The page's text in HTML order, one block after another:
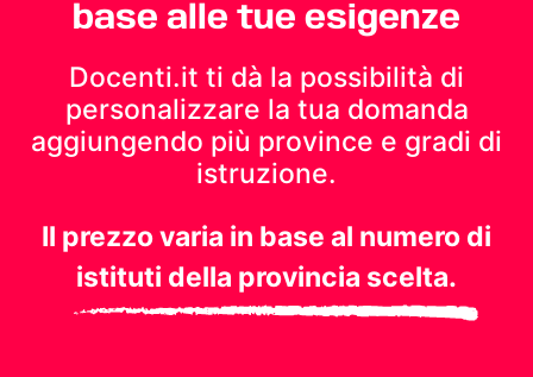
base alle tue esigenze
Docenti.it ti dà la possibilità di
personalizzare la tua domanda
aggiungendo più province e gradi di
istruzione.
Il prezzo varia in base al numero di
istituti della provincia scelta.